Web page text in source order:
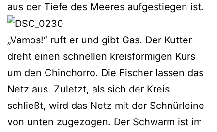
aus der Tiefe des Meeres aufgestiegen ist.
„Vamos!“ ruft er und gibt Gas. Der Kutter
dreht einen schnellen kreisförmigen Kurs
um den Chinchorro. Die Fischer lassen das
Netz aus. Zuletzt, als sich der Kreis
schließt, wird das Netz mit der Schnürleine
von unten zugezogen. Der Schwarm ist im